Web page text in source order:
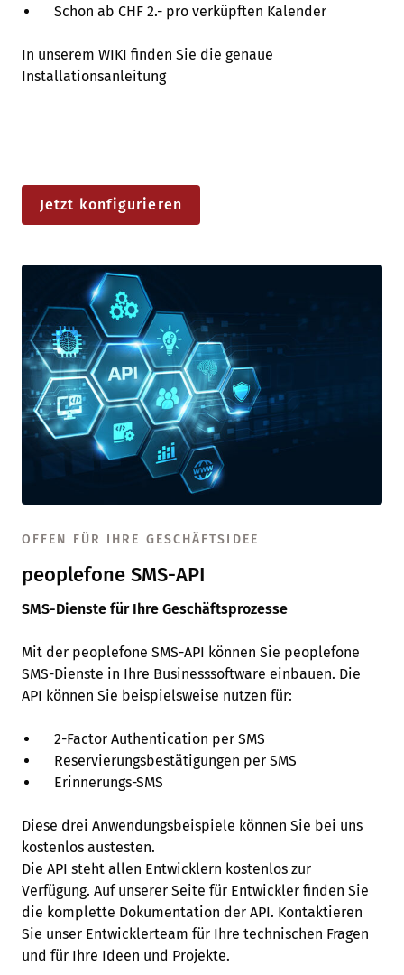
Schon ab CHF 2.- pro verküpften Kalender
In unserem WIKI finden Sie die genaue
Installationsanleitung
Jetzt konfigurieren
OFFEN FÜR IHRE GESCHÄFTSIDEE
peoplefone SMS-API
SMS-Dienste für Ihre Geschäftsprozesse
Mit der peoplefone SMS-API können Sie peoplefone
SMS-Dienste in Ihre Businesssoftware einbauen. Die
API können Sie beispielsweise nutzen für:
2-Factor Authentication per SMS
Reservierungsbestätigungen per SMS
Erinnerungs-SMS
Diese drei Anwendungsbeispiele können Sie bei uns
kostenlos austesten.
Die API steht allen Entwicklern kostenlos zur
Verfügung. Auf unserer Seite für Entwickler finden Sie
die komplette Dokumentation der API. Kontaktieren
Sie unser Entwicklerteam für Ihre technischen Fragen
und für Ihre Ideen und Projekte.